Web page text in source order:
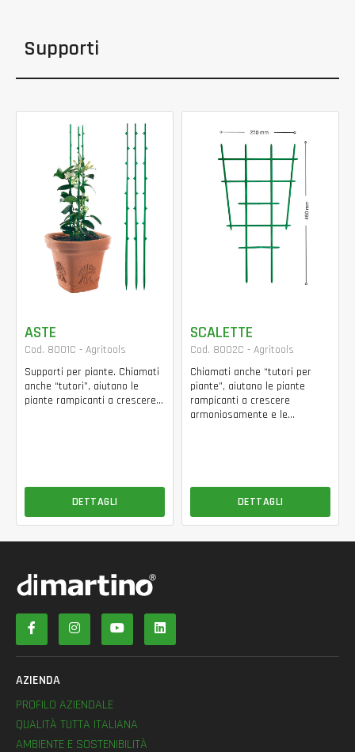
Supporti
ASTE
Cod. 8001C - Agritools
Supporti per piante. Chiamati
anche “tutori”, aiutano le
piante rampicanti a crescere...
DETTAGLI
SCALETTE
Cod. 8002C - Agritools
Chiamati anche “tutori per
piante”, aiutano le piante
rampicanti a crescere
armoniosamente e le...
DETTAGLI
AZIENDA
PROFILO AZIENDALE
QUALITÀ TUTTA ITALIANA
AMBIENTE E SOSTENIBILITÀ